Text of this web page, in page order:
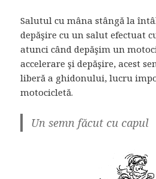
Salutul cu mâna stângă la
depăşire cu un salut efectuat
atunci când depăşim un
accelerare şi depăşire, acest
liberă a ghidonului, lucru
motocicletă.
Un semn făcut cu capul